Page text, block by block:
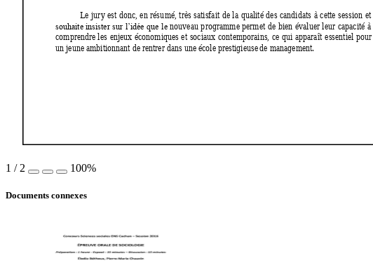
Le juryest donc, en résumé, très satisfait de la qualité des candidats à cette session et
souhaite insister sur l’idée que le nouveau programme permet de bien évaluer leur capacité à
comprendre les enjeux économiques et sociaux contemporains, ce qui apparaît essentiel pour
un jeune ambitionnant de rentrer dans une école prestigieuse de management.
1 / 2 100%
Documents connexes